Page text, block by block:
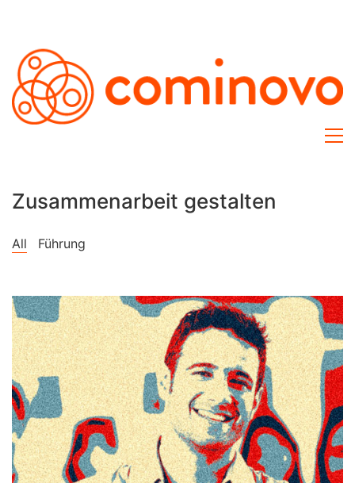
Zusammenarbeit gestalten
All Führung